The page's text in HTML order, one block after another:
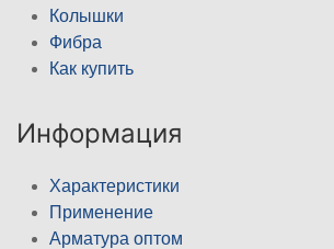
Колышки
Фибра
Как купить
Информация
Характеристики
Применение
Арматура оптом